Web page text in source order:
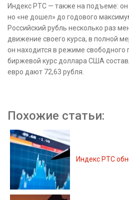
Индекс РТС — также на подъеме: он
но «не дошел» до годового
Российский рубль несколько раз
движение своего курса, в полной
он находится в режиме свободного
биржевой курс доллара США
евро дают 72,63 рубля.
Похожие статьи:
Индекс РТС